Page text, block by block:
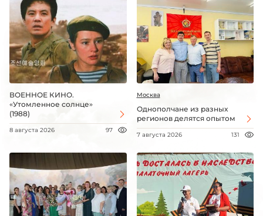
ВОЕННОЕ КИНО.
«Утомленное солнце»
(1988)
8 августа 2026 97
Москва
Однополчане из разных
регионов делятся опытом
7 августа 2026 131